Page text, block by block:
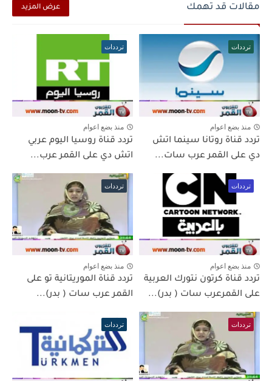
مقالات قد تهمك عرض المزيد
ترددات
منذ بضع اعوام
تردد قناة روتانا سينما اتش
دي على القمر عرب سات...
ترددات
منذ بضع اعوام
تردد قناة روسيا اليوم عربي
اتش دي على القمر عرب...
ترددات
منذ بضع اعوام
تردد قناة كرتون نتورك العربية
على القمرعرب سات ( بدر)...
ترددات
منذ بضع اعوام
تردد قناة الموريتانية تو على
القمر عرب سات ( بدر)...
ترددات ترددات